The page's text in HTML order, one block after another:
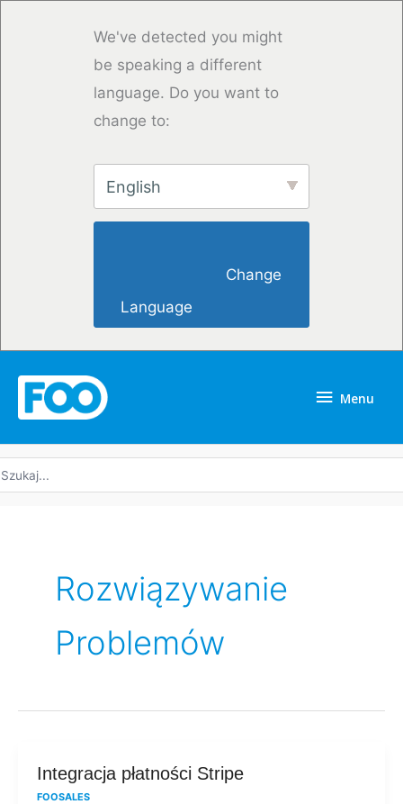
We've detected you might
be speaking a different
language. Do you want to
change to:
English
Language
Menu
Rozwiązywanie
Problemów
Integracja płatności Stripe
FOOSALES
Integracja
płatności